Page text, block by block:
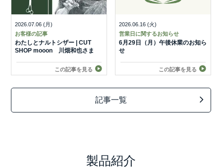
2026.07.06 (月)
お客様の記事
わたしとナルトシザー | CUT
SHOP mooon 川畑和也さま
この記事を見る
2026.06.16 (火)
営業日に関するお知らせ
6月29日（月）午後休業のお知ら
せ
この記事を見る
記事一覧
製品紹介